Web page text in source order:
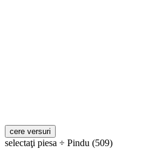
selectaţi piesa ÷ Pindu (509)